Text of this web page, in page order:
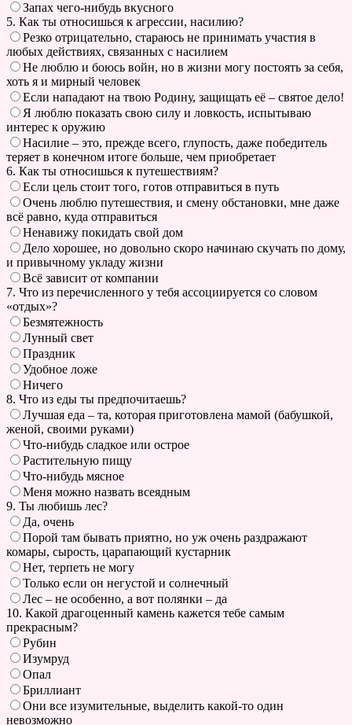
Запах чего-нибудь вкусного
5. Как ты относишься к агрессии, насилию?
Резко отрицательно, стараюсь не принимать участия в
любых действиях, связанных с насилием
Не люблю и боюсь войн, но в жизни могу постоять за себя,
хоть я и мирный человек
Если нападают на твою Родину, защищать её – святое дело!
Я люблю показать свою силу и ловкость, испытываю
интерес к оружию
Насилие – это, прежде всего, глупость, даже победитель
теряет в конечном итоге больше, чем приобретает
6. Как ты относишься к путешествиям?
Если цель стоит того, готов отправиться в путь
Очень люблю путешествия, и смену обстановки, мне даже
всё равно, куда отправиться
Ненавижу покидать свой дом
Дело хорошее, но довольно скоро начинаю скучать по дому,
и привычному укладу жизни
Всё зависит от компании
7. Что из перечисленного у тебя ассоциируется со словом
«отдых»?
Безмятежность
Лунный свет
Праздник
Удобное ложе
Ничего
8. Что из еды ты предпочитаешь?
Лучшая еда – та, которая приготовлена мамой (бабушкой,
женой, своими руками)
Что-нибудь сладкое или острое
Растительную пищу
Что-нибудь мясное
Меня можно назвать всеядным
9. Ты любишь лес?
Да, очень
Порой там бывать приятно, но уж очень раздражают
комары, сырость, царапающий кустарник
Нет, терпеть не могу
Только если он негустой и солнечный
Лес – не особенно, а вот полянки – да
10. Какой драгоценный камень кажется тебе самым
прекрасным?
Рубин
Изумруд
Опал
Бриллиант
Они все изумительные, выделить какой-то один
невозможно